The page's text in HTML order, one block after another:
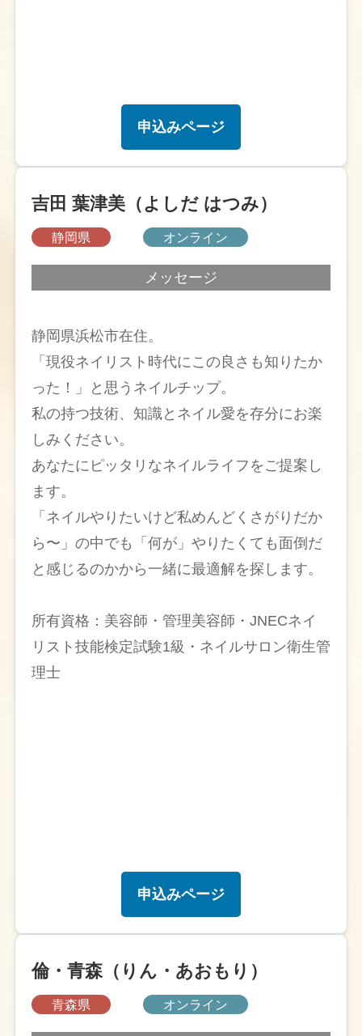
申込みページ
吉田 葉津美（よしだ はつみ）
静岡県 オンライン
メッセージ
静岡県浜松市在住。
「現役ネイリスト時代にこの良さも知りたか
った！」と思うネイルチップ。
私の持つ技術、知識とネイル愛を存分にお楽
しみください。
あなたにピッタリなネイルライフをご提案し
ます。
「ネイルやりたいけど私めんどくさがりだか
ら〜」の中でも「何が」やりたくても面倒だ
と感じるのかから一緒に最適解を探します。
所有資格：美容師・管理美容師・JNECネイ
リスト技能検定試験1級・ネイルサロン衛生管
理士
申込みページ
倫・青森（りん・あおもり）
青森県 オンライン